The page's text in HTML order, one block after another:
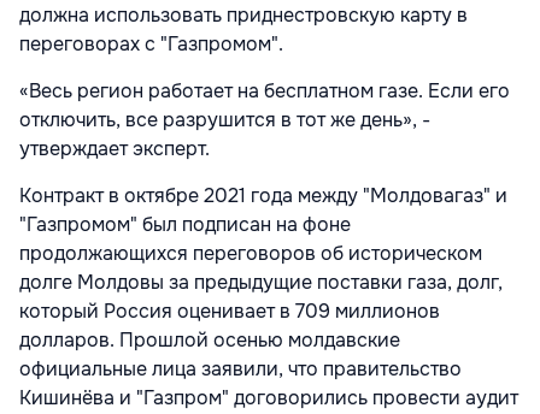
должна использовать приднестровскую карту в
переговорах с "Газпромом".
«Весь регион работает на бесплатном газе. Если его
отключить, все разрушится в тот же день», -
утверждает эксперт.
Контракт в октябре 2021 года между "Молдовагаз" и
"Газпромом" был подписан на фоне
продолжающихся переговоров об историческом
долге Молдовы за предыдущие поставки газа, долг,
который Россия оценивает в 709 миллионов
долларов. Прошлой осенью молдавские
официальные лица заявили, что правительство
Кишинёва и "Газпром" договорились провести аудит